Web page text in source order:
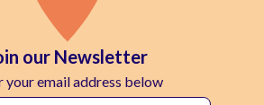
our Newsletter
your email address below